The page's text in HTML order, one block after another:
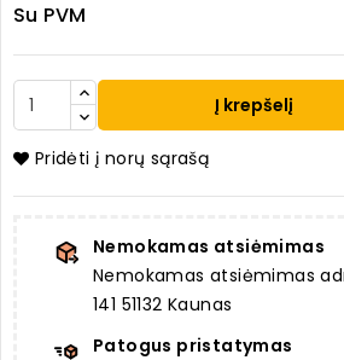
Su PVM
Į krepšelį
Pridėti į norų sąrašą
Nemokamas atsiėmimas
Nemokamas atsiėmimas
141 51132 Kaunas
Patogus pristatymas